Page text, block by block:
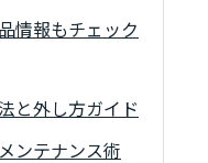
情報もチェック
と外し方ガイド
ンテナンス術